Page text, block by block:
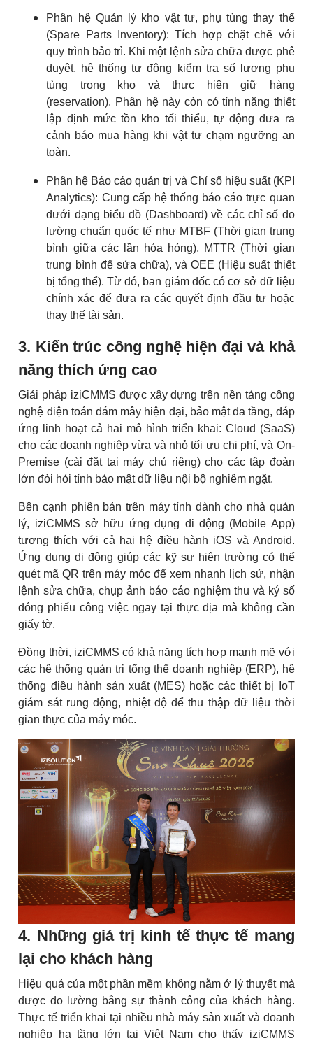
Phân hệ Quản lý kho vật tư, phụ tùng thay thế
(Spare Parts Inventory): Tích hợp chặt chẽ với
quy trình bảo trì. Khi một lệnh sửa chữa được phê
duyệt, hệ thống tự động kiểm tra số lượng phụ
tùng trong kho và thực hiện giữ hàng
(reservation). Phân hệ này còn có tính năng thiết
lập định mức tồn kho tối thiểu, tự động đưa ra
cảnh báo mua hàng khi vật tư chạm ngưỡng an
toàn.
Phân hệ Báo cáo quản trị và Chỉ số hiệu suất (KPI
Analytics): Cung cấp hệ thống báo cáo trực quan
dưới dạng biểu đồ (Dashboard) về các chỉ số đo
lường chuẩn quốc tế như MTBF (Thời gian trung
bình giữa các lần hóa hỏng), MTTR (Thời gian
trung bình để sửa chữa), và OEE (Hiệu suất thiết
bị tổng thể). Từ đó, ban giám đốc có cơ sở dữ liệu
chính xác để đưa ra các quyết định đầu tư hoặc
thay thế tài sản.
3. Kiến trúc công nghệ hiện đại và khả
năng thích ứng cao
Giải pháp iziCMMS được xây dựng trên nền tảng công
nghệ điện toán đám mây hiện đại, bảo mật đa tầng, đáp
ứng linh hoạt cả hai mô hình triển khai: Cloud (SaaS)
cho các doanh nghiệp vừa và nhỏ tối ưu chi phí, và On-
Premise (cài đặt tại máy chủ riêng) cho các tập đoàn
lớn đòi hỏi tính bảo mật dữ liệu nội bộ nghiêm ngặt.
Bên cạnh phiên bản trên máy tính dành cho nhà quản
lý, iziCMMS sở hữu ứng dụng di động (Mobile App)
tương thích với cả hai hệ điều hành iOS và Android.
Ứng dụng di động giúp các kỹ sư hiện trường có thể
quét mã QR trên máy móc để xem nhanh lịch sử, nhận
lệnh sửa chữa, chụp ảnh báo cáo nghiệm thu và ký số
đóng phiếu công việc ngay tại thực địa mà không cần
giấy tờ.
Đồng thời, iziCMMS có khả năng tích hợp mạnh mẽ với
các hệ thống quản trị tổng thể doanh nghiệp (ERP), hệ
thống điều hành sản xuất (MES) hoặc các thiết bị IoT
giám sát rung động, nhiệt độ để thu thập dữ liệu thời
gian thực của máy móc.
4. Những giá trị kinh tế thực tế mang
lại cho khách hàng
Hiệu quả của một phần mềm không nằm ở lý thuyết mà
được đo lường bằng sự thành công của khách hàng.
Thực tế triển khai tại nhiều nhà máy sản xuất và doanh
nghiệp hạ tầng lớn tại Việt Nam cho thấy iziCMMS